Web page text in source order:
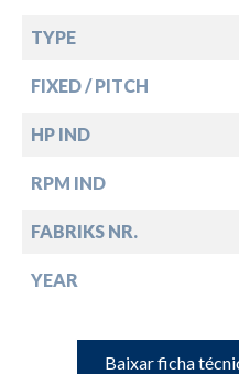
TYPE
FIXED / PITCH
HP IND
RPM IND
FABRIKS NR.
YEAR
Baixar ficha